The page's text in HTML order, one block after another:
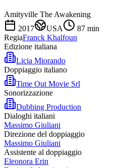
Amityville The Awakening
2017
USA 87 min
RegiaFranck Khalfoun
Edizione italiana
Licia Miorando
Doppiaggio italiano
Time Out Movie Srl
Sonorizzazione
Dubbing Production
Dialoghi italiani
Massimo Giuliani
Direzione del doppiaggio
Massimo Giuliani
Assistente al doppiaggio
Eleonora Erin